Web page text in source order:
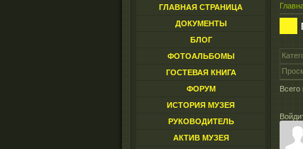
ГЛАВНАЯ СТРАНИЦА
ДОКУМЕНТЫ
БЛОГ
ФОТОАЛЬБОМЫ
ГОСТЕВАЯ КНИГА
ФОРУМ
ИСТОРИЯ МУЗЕЯ
РУКОВОДИТЕЛЬ
АКТИВ МУЗЕЯ